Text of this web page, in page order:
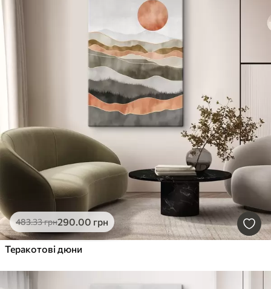
483.33грн290.00 грн
Теракотові дюни